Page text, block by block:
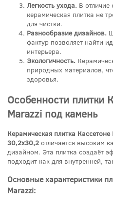
Легкость ухода. В отличие
керамическая плитка не
для чистки.
Разнообразие дизайнов.
фактур позволяет найти
интерьера.
Экологичность.
природных материалов,
здоровья.
Особенности плитки
Marazzi под камень
Керамическая плитка
30,2x30,2 отличается высоким
дизайном. Эта плитка создаёт
подходит как для внутренней,
Основные характеристики
Marazzi: